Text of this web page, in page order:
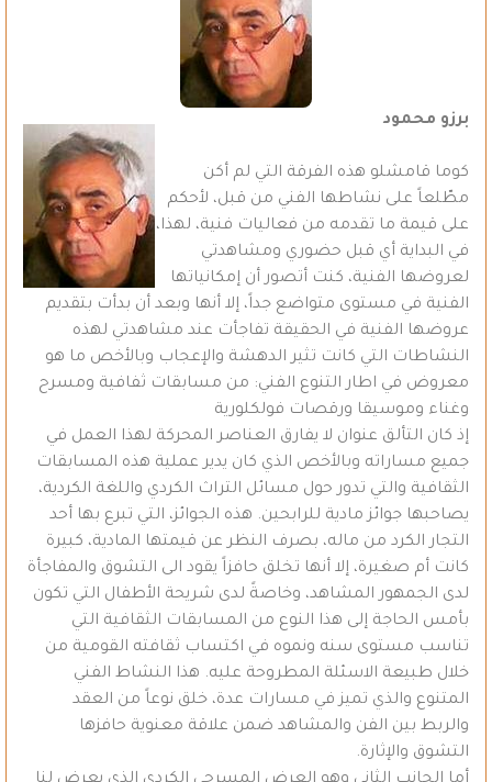
برزو محمود
كوما قامشلو هذه الفرقة التي لم أكن
مطّلعاً على نشاطها الفني من قبل، لأحكم
على قيمة ما تقدمه من فعاليات فنية، لهذا،
في البداية أي قبل حضوري ومشاهدتي
لعروضها الفنية، كنت أتصور أن إمكانياتها
الفنية في مستوى متواضع جداً، إلا أنها وبعد أن بدأت بتقديم
عروضها الفنية في الحقيقة تفاجأت عند مشاهدتي لهذه
النشاطات التي كانت تثير الدهشة والإعجاب وبالأخص ما هو
معروض في اطار التنوع الفني: من مسابقات ثفافية ومسرح
وغناء وموسيقا ورقصات فولكلورية
إذ كان التألق عنوان لا يفارق العناصر المحركة لهذا العمل في
جميع مساراته وبالأخص الذي كان يدير عملية هذه المسابقات
الثقافية والتي تدور حول مسائل التراث الكردي واللغة الكردية،
يصاحبها جوائز مادية للرابحين. هذه الجوائز، التي تبرع بها أحد
التجار الكرد من ماله، بصرف النظر عن قيمتها المادية، كبيرة
كانت أم صغيرة، إلا أنها تخلق حافزاً يقود الى التشوق والمفاجأة
لدى الجمهور المشاهد، وخاصةً لدى شريحة الأطفال التي تكون
بأمس الحاجة إلى هذا النوع من المسابقات الثقافية التي
تناسب مستوى سنه ونموه في اكتساب ثقافته القومية من
خلال طبيعة الاسئلة المطروحة عليه. هذا النشاط الفني
المتنوع والذي تميز في مسارات عدة، خلق نوعاً من العقد
والربط بين الفن والمشاهد ضمن علاقة معنوية حافزها
التشوق والإثارة.